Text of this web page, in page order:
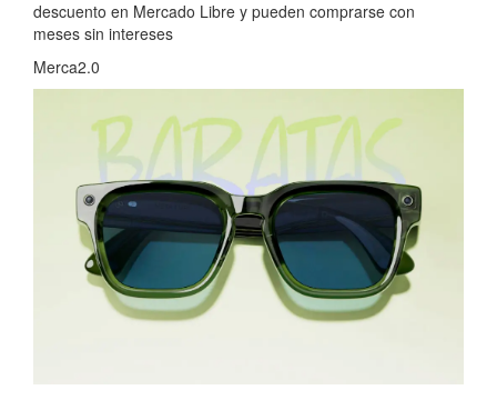
descuento en Mercado Libre y pueden comprarse con
meses sin intereses
Merca2.0